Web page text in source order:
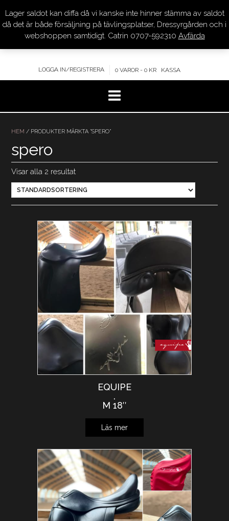
DRESSYR.COM
KVALITET – KOMPETENS – SERVICE
LOGGA IN/REGISTRERA 0 VAROR - 0 KR KASSA
HEM / PRODUKTER MÄRKTA ”SPERO”
spero
Visar alla 2 resultat
EQUIPE
.
M 18″
Läs mer
Lager saldot kan diffa då vi kanske inte hinner stämma av saldot
då det är både försäljning på tävlingsplatser, Dressyrgården och i
webshoppen samtidigt. Catrin 0707-592310 Avfärda